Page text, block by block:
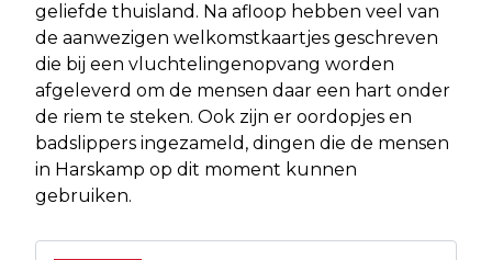
geliefde thuisland. Na afloop hebben veel van
de aanwezigen welkomstkaartjes geschreven
die bij een vluchtelingenopvang worden
afgeleverd om de mensen daar een hart onder
de riem te steken. Ook zijn er oordopjes en
badslippers ingezameld, dingen die de mensen
in Harskamp op dit moment kunnen
gebruiken.